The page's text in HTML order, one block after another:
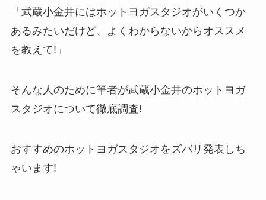
「武蔵小金井にはホットヨガスタジオがいくつか
あるみたいだけど、よくわからないからオススメ
を教えて!」
そんな人のために筆者が武蔵小金井のホットヨガ
スタジオについて徹底調査!
おすすめのホットヨガスタジオをズバリ発表しち
ゃいます!